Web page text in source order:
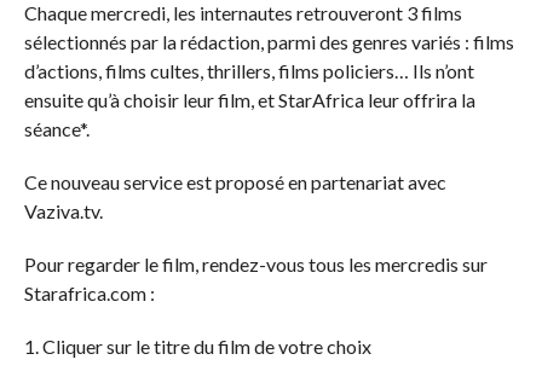
Chaque mercredi, les internautes retrouveront 3 films
sélectionnés par la rédaction, parmi des genres variés : films
d’actions, films cultes, thrillers, films policiers… Ils n’ont
ensuite qu’à choisir leur film, et StarAfrica leur offrira la
séance*.
Ce nouveau service est proposé en partenariat avec
Vaziva.tv.
Pour regarder le film, rendez-vous tous les mercredis sur
Starafrica.com :
1. Cliquer sur le titre du film de votre choix